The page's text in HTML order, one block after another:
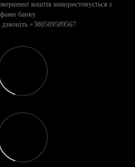
коштів використовується з
банку.
+380509589567.